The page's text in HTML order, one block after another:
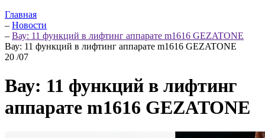
Главная
– Новости
– Вау: 11 функций в лифтинг аппарате m1616 GEZATONE
Вау: 11 функций в лифтинг аппарате m1616 GEZATONE
20 /07
Вау: 11 функций в лифтинг
аппарате m1616 GEZATONE